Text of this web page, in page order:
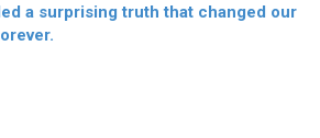
a surprising truth that changed our